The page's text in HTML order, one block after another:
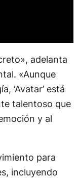
adelanta
«Aunque
‘Avatar’ está
talentoso que
y al
para
incluyendo